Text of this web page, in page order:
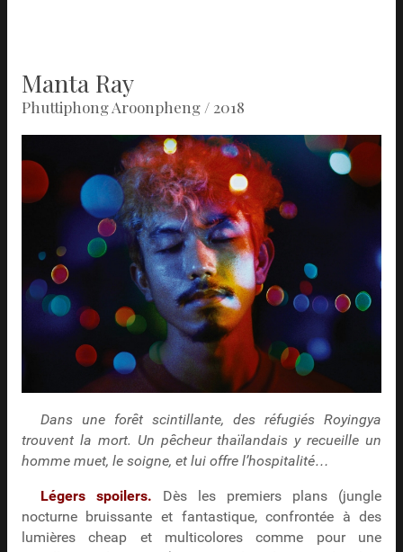
Manta Ray
Phuttiphong Aroonpheng / 2018
Dans une forêt scintillante, des réfugiés Royingya
trouvent la mort. Un pêcheur thaïlandais y recueille un
homme muet, le soigne, et lui offre l’hospitalité…
Légers spoilers. Dès les premiers plans (jungle
nocturne bruissante et fantastique, confrontée à des
lumières cheap et multicolores comme pour une